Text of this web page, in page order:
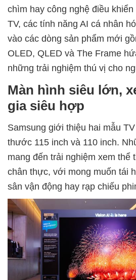
chìm hay công nghệ điều
TV, các tính năng AI cá nhân
vào các dòng sản phẩm mới
OLED, QLED và The Frame
những trải nghiệm thú vị cho
Màn hình siêu lớn,
gia siêu hợp
Samsung giới thiệu hai mẫu
thước 115 inch và 110 inch.
mang đến trải nghiệm xem thể
chân thực, với mong muốn tái
sân vận động hay rạp chiếu